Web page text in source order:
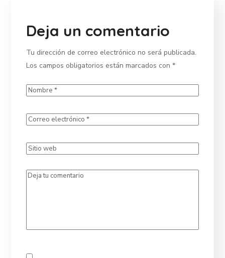
Deja un comentario
Tu dirección de correo electrónico no será publicada.
Los campos obligatorios están marcados con*